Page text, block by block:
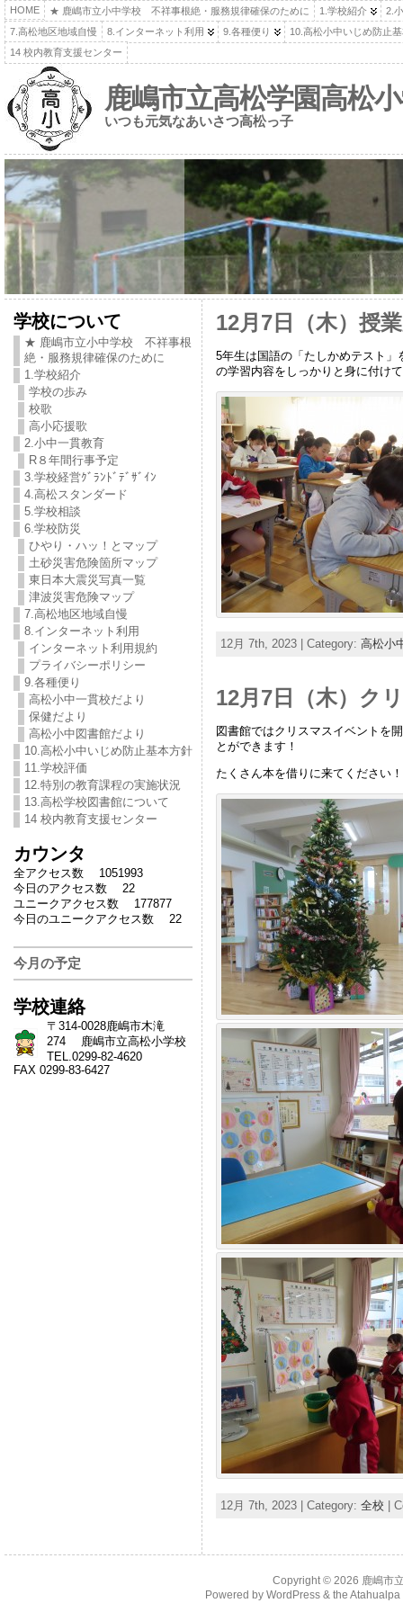
HOME ★ 鹿嶋市立小中学校 不祥事根絶・服務規律確保のために 1.学校紹介
2.
7.高松地区地域自慢
8.インターネット利用 9.各種便り
10.高松小中いじめ防止
14 校内教育支援センター
鹿嶋市立高松学園高松
いつも元気なあいさつ高松っ子
学校について
★ 鹿嶋市立小中学校 不祥事根
絶・服務規律確保のために
1.学校紹介
学校の歩み
校歌
高小応援歌
2.小中一貫教育
R８年間行事予定
3.学校経営ｸﾞﾗﾝﾄﾞﾃﾞｻﾞｲﾝ
4.高松スタンダード
5.学校相談
6.学校防災
ひやり・ハッ！とマップ
土砂災害危険箇所マップ
東日本大震災写真一覧
津波災害危険マップ
7.高松地区地域自慢
8.インターネット利用
インターネット利用規約
プライバシーポリシー
9.各種便り
高松小中一貫校だより
保健だより
高松小中図書館だより
10.高松小中いじめ防止基本方針
11.学校評価
12.特別の教育課程の実施状況
13.高松学校図書館について
14 校内教育支援センター
カウンタ
全アクセス数 1051993
今日のアクセス数 22
ユニークアクセス数 177877
今日のユニークアクセス数 22
今月の予定
学校連絡
〒314-0028鹿嶋市木滝
274 鹿嶋市立高松小学校
TEL.0299-82-4620
FAX 0299-83-6427
12月7日（木）授
5年生は国語の「たしかめテスト
の学習内容をしっかりと身に付け
12月 7th, 2023 | Category: 高松小
12月7日（木）ク
図書館ではクリスマスイベントを
とができます！
たくさん本を借りに来てください
12月 7th, 2023 | Category: 全校 |
Copyright © 2026 鹿嶋市
Powered by WordPress& the Atahualpa